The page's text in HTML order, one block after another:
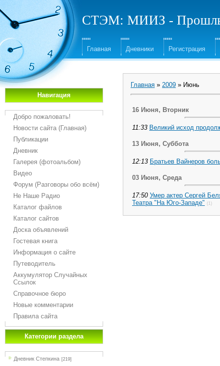
СТЭМ: МИИЗ -
Главная Дневники Регистрация
Навигация
Добро пожаловать!
Новости сайта (Главная)
Публикации
Дневник
Галерея (фотоальбом)
Видео
Форум (Разговоры обо всём)
Не Наше Радио
Каталог файлов
Каталог сайтов
Доска объявлений
Гостевая книга
Информация о сайте
Путеводитель
Аккумулятор Случайных
Ссылок
Справочное бюро
Новые комментарии
Правила сайта
Категории раздела
Дневник Степкина [219]
Главная » 2009 » Июнь
16 Июня, Вторник
11:33 Великий исход
13 Июня, Суббота
12:13 Братьев Вайнеров
03 Июня, Среда
17:50 Умер актер Сергей
Театра "На Юго-Западе" (1)